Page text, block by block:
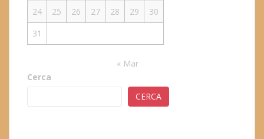
24
25 26 27 28 29
30
31
« Mar
Cerca
CERCA